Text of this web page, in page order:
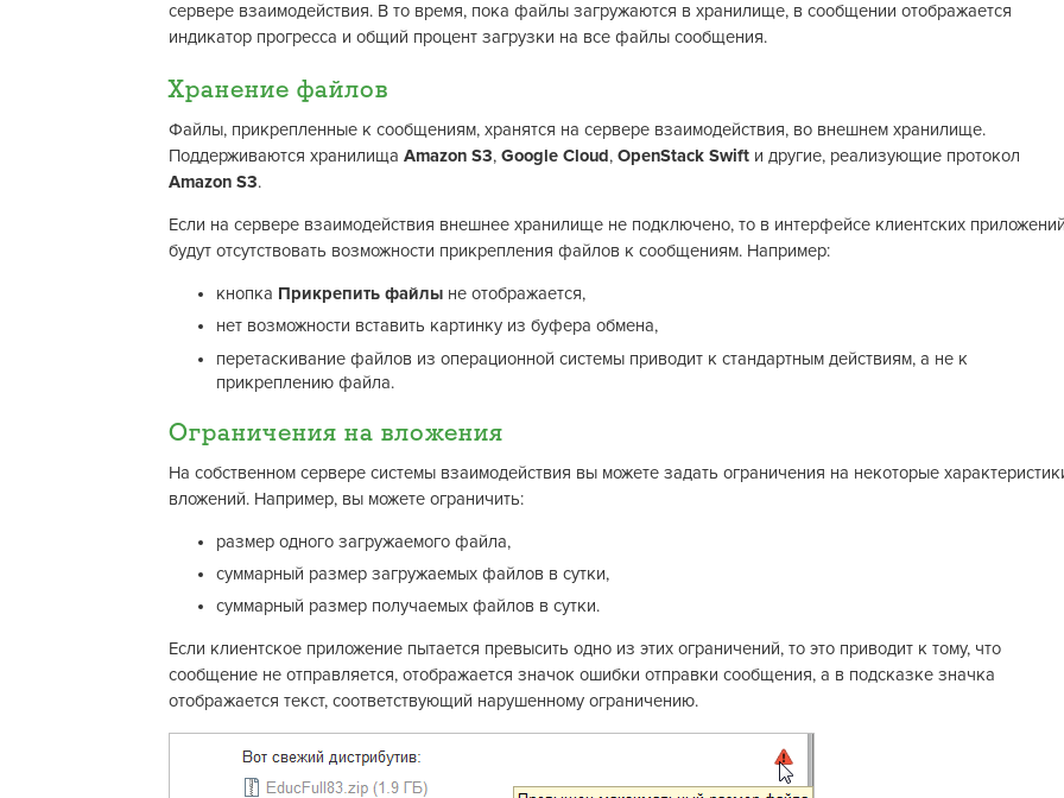
сервере взаимодействия. В то время, пока файлы загружаются в хранилище, в сообщении отображается
индикатор прогресса и общий процент загрузки на все файлы сообщения.
Хранение файлов
Файлы, прикрепленные к сообщениям, хранятся на сервере взаимодействия, во внешнем хранилище.
Поддерживаются хранилища Amazon S3, Google Cloud, OpenStack Swift и другие, реализующие протокол
Amazon S3.
Если на сервере взаимодействия внешнее хранилище не подключено, то в интерфейсе клиентских
будут отсутствовать возможности прикрепления файлов к сообщениям. Например:
кнопка Прикрепить файлы не отображается,
нет возможности вставить картинку из буфера обмена,
перетаскивание файлов из операционной системы приводит к стандартным действиям, а не к
прикреплению файла.
Ограничения на вложения
На собственном сервере системы взаимодействия вы можете задать ограничения на некоторые
вложений. Например, вы можете ограничить:
размер одного загружаемого файла,
суммарный размер загружаемых файлов в сутки,
суммарный размер получаемых файлов в сутки.
Если клиентское приложение пытается превысить одно из этих ограничений, то это приводит к тому, что
сообщение не отправляется, отображается значок ошибки отправки сообщения, а в подсказке значка
отображается текст, соответствующий нарушенному ограничению.